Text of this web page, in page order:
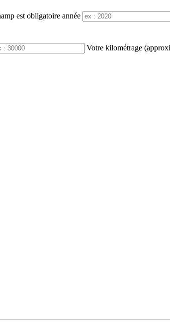
est obligatoire année
Votre kilométrage